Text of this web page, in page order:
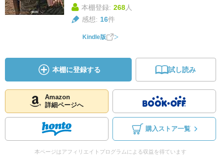
本棚登録: 268人
感想: 16件
Kindle版
本棚に登録する 試し読み
Amazon
詳細ページへ
購入ストア一覧
本ページはアフィリエイトプログラムによる収益を得ています